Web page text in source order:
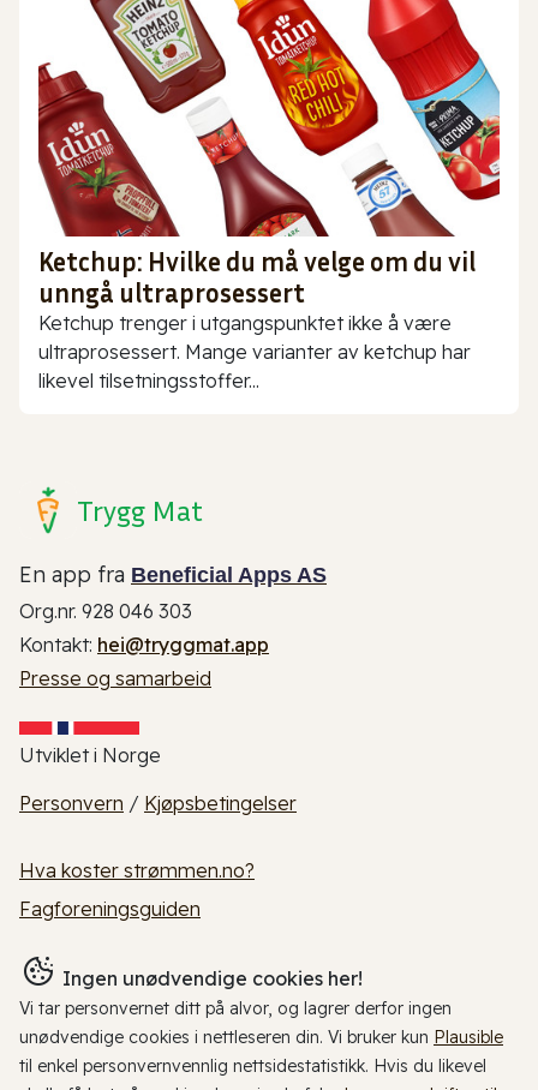
Ketchup: Hvilke du må velge om du vil
unngå ultraprosessert
Ketchup trenger i utgangspunktet ikke å være
ultraprosessert. Mange varianter av ketchup har
likevel tilsetningsstoffer...
Trygg Mat
En app fra Beneficial Apps AS
Org.nr. 928 046 303
Kontakt: hei@tryggmat.app
Presse og samarbeid
Utviklet i Norge
Personvern / Kjøpsbetingelser
Hva koster strømmen.no?
Fagforeningsguiden
Ingen unødvendige cookies her!
Vi tar personvernet ditt på alvor, og lagrer derfor ingen
unødvendige cookies i nettleseren din. Vi bruker kun Plausible
til enkel personvernvennlig nettsidestatistikk. Hvis du likevel